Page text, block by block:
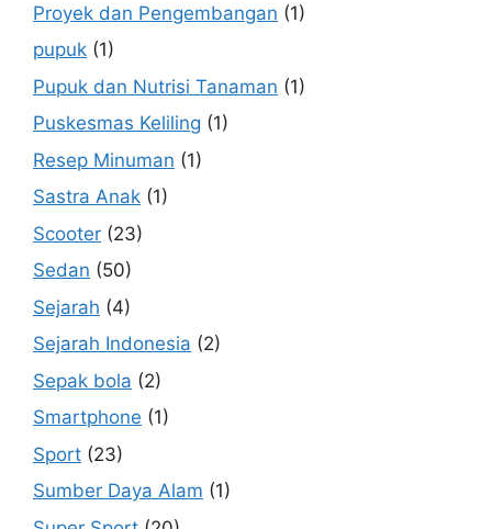
Proyek dan Pengembangan (1)
pupuk (1)
Pupuk dan Nutrisi Tanaman (1)
Puskesmas Keliling (1)
Resep Minuman (1)
Sastra Anak (1)
Scooter (23)
Sedan (50)
Sejarah (4)
Sejarah Indonesia (2)
Sepak bola (2)
Smartphone (1)
Sport (23)
Sumber Daya Alam (1)